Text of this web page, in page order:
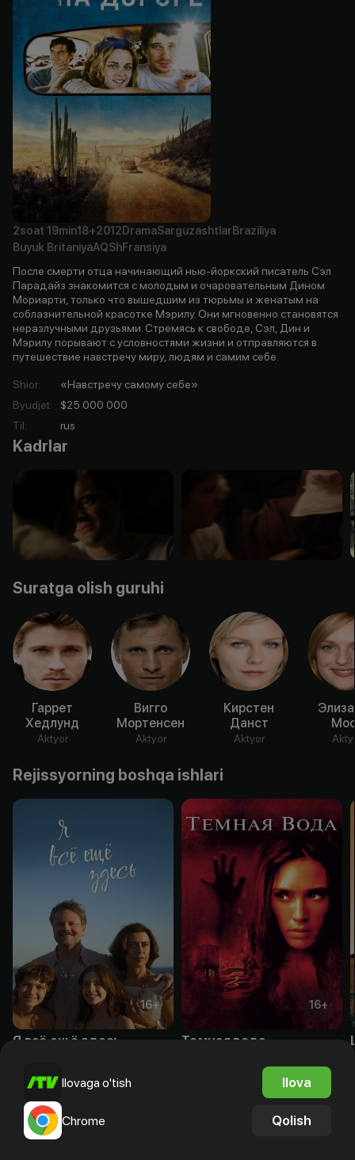
2soat 19min18+2012 DramaSarguzashtlar Braziliya
Buyuk BritaniyaAQShFransiya
После смерти отца начинающий нью-йоркский писатель Сэл
Парадайз знакомится с молодым и очаровательным Дином
Мориарти, только что вышедшим из тюрьмы и женатым на
соблазнительной красотке Мэрилу. Они мгновенно становятся
неразлучными друзьями. Стремясь к свободе, Сэл, Дин и
Мэрилу порывают с условностями жизни и отправляются в
путешествие навстречу миру, людям и самим себе.
Shior:
«Навстречу самому себе»
Byudjet:
$25 000 000
Til: rus
Kadrlar
Suratga olish guruhi
Гаррет
Хедлунд
Aktyor
Вигго
Мортенсен
Aktyor
Кирстен
Данст
Aktyor
Rejissyorning boshqa ishlari
16+
Я всё ещё здесь
16+
Темная вода
Ilovaga o'tish Ilova
Chrome Qolish